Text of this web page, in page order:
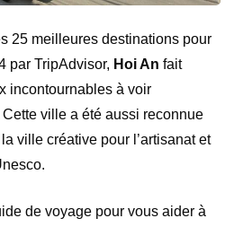
25 meilleures destinations pour
par TripAdvisor, Hoi An fait
incontournables à voir
ville a été aussi reconnue
ville créative pour l’artisanat et
de voyage pour vous aider à